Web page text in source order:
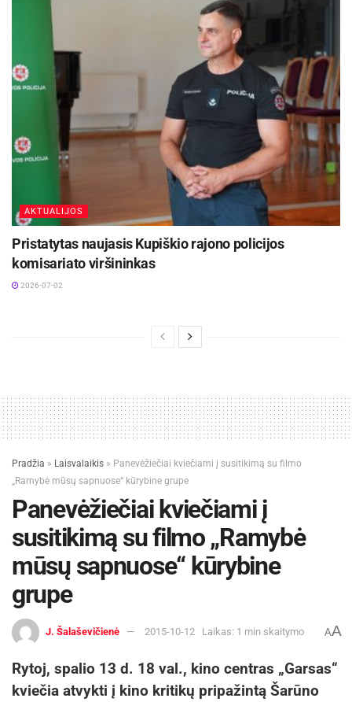
AKTUALIJOS
Pristatytas naujasis Kupiškio rajono policijos
komisariato viršininkas
2026-07-02
Pradžia » Laisvalaikis » Panevėžiečiai kviečiami į susitikimą su filmo
„Ramybė mūsų sapnuose“ kūrybine grupe
Panevėžiečiai kviečiami į
susitikimą su filmo „Ramybė
mūsų sapnuose“ kūrybine
grupe
J. Šalaševičienė 2015-10-12 Laikas: 1 min skaitymo AA
Rytoj, spalio 13 d. 18 val., kino centras „Garsas“
kviečia atvykti į kino kritikų pripažintą Šarūno